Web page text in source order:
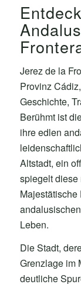
Jerez de la
Provinz
Geschichte,
Berühmt ist
ihre edlen
Altstadt, ein
spiegelt diese
Leben.
Die Stadt,
Grenzlage im
deutliche